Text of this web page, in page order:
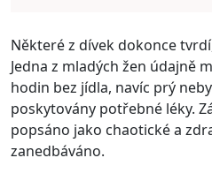
Některé z dívek dokonce
Jedna z mladých žen údajně
hodin bez jídla, navíc prý
poskytovány potřebné léky.
popsáno jako chaotické a
zanedbáváno.